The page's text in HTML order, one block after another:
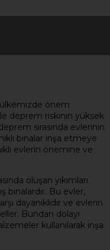
ülkemizde önem
deprem riskinin yüksek
sırasında evlerinin
binalar inşa etmeye
evlerin önemine ve
oluşan yıkımları
binalardır. Bu evler,
dayanıklıdır ve evlerin
Bundan dolayı
kullanılarak inşa